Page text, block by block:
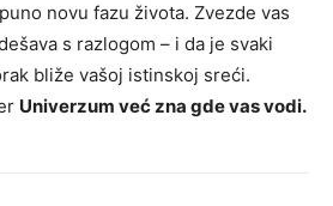
novu fazu života. Zvezde vas
s razlogom – i da je svaki
bliže vašoj istinskoj sreći.
Univerzum već zna gde vas vodi.